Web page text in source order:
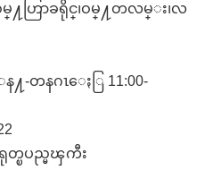
႔ဟြာခရိုင္၊ဝမ္႔တလမ္း၊လ
႔-တနဂၤေႏြ 11:00-
တ္ၿပည္မၾကီး